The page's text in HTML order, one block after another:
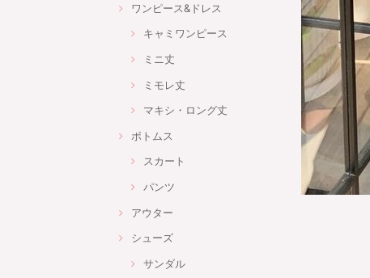
ワンピース&ドレス
キャミワンピース
ミニ丈
ミモレ丈
マキシ・ロング丈
ボトムス
スカート
パンツ
アウター
シューズ
サンダル